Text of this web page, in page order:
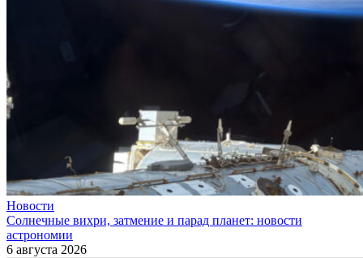
Новости
Солнечные вихри, затмение и парад планет: новости
астрономии
6 августа 2026